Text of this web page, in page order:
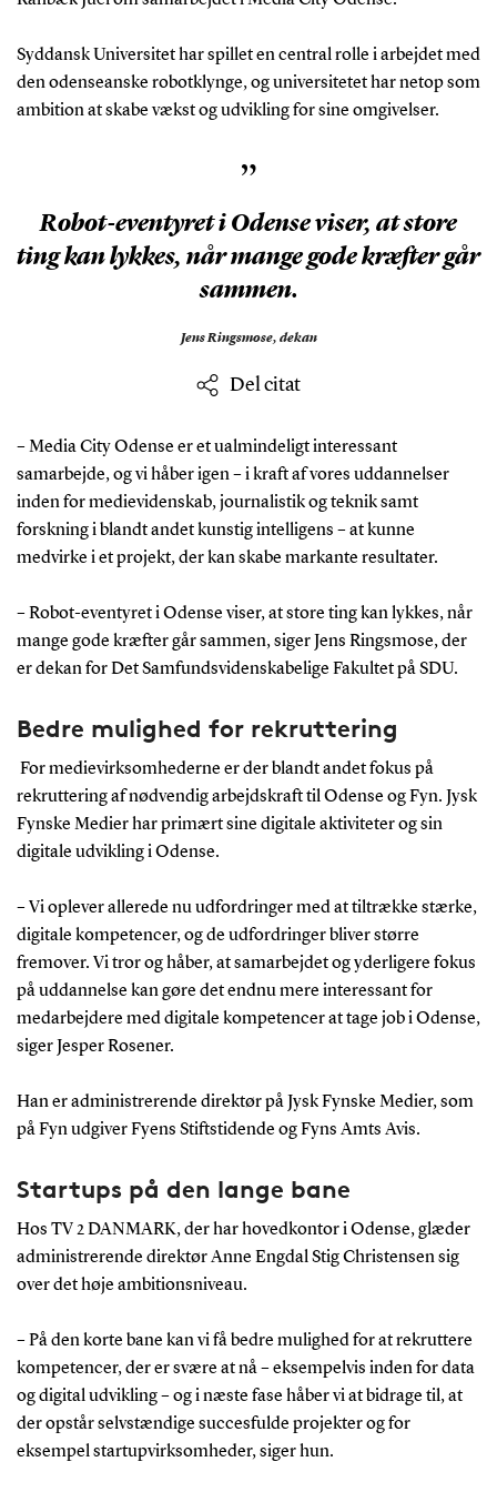
Syddansk Universitet har spillet en central rolle i arbejdet med
den odenseanske robotklynge, og universitetet har netop som
ambition at skabe vækst og udvikling for sine omgivelser.
”
Robot-eventyret i Odense viser, at store
ting kan lykkes, når mange gode kræfter går
sammen.
Jens Ringsmose, dekan
Del citat
– Media City Odense er et ualmindeligt interessant
samarbejde, og vi håber igen – i kraft af vores uddannelser
inden for medievidenskab, journalistik og teknik samt
forskning i blandt andet kunstig intelligens – at kunne
medvirke i et projekt, der kan skabe markante resultater.
– Robot-eventyret i Odense viser, at store ting kan lykkes, når
mange gode kræfter går sammen, siger Jens Ringsmose, der
er dekan for Det Samfundsvidenskabelige Fakultet på SDU.
Bedre mulighed for rekruttering
For medievirksomhederne er der blandt andet fokus på
rekruttering af nødvendig arbejdskraft til Odense og Fyn. Jysk
Fynske Medier har primært sine digitale aktiviteter og sin
digitale udvikling i Odense.
– Vi oplever allerede nu udfordringer med at tiltrække stærke,
digitale kompetencer, og de udfordringer bliver større
fremover. Vi tror og håber, at samarbejdet og yderligere fokus
på uddannelse kan gøre det endnu mere interessant for
medarbejdere med digitale kompetencer at tage job i Odense,
siger Jesper Rosener.
Han er administrerende direktør på Jysk Fynske Medier, som
på Fyn udgiver Fyens Stiftstidende og Fyns Amts Avis.
Startups på den lange bane
Hos TV 2 DANMARK, der har hovedkontor i Odense, glæder
administrerende direktør Anne Engdal Stig Christensen sig
over det høje ambitionsniveau.
– På den korte bane kan vi få bedre mulighed for at rekruttere
kompetencer, der er svære at nå – eksempelvis inden for data
og digital udvikling – og i næste fase håber vi at bidrage til, at
der opstår selvstændige succesfulde projekter og for
eksempel startupvirksomheder, siger hun.